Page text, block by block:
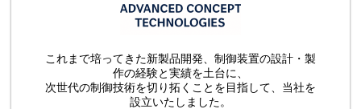
これまで培ってきた新製品開発、制御装置の設計・製
作の経験と実績を土台に、
次世代の制御技術を切り拓くことを目指して、当社を
設立いたしました。